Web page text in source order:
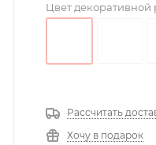
Цвет декоративной
Рассчитать
Хочу в подарок